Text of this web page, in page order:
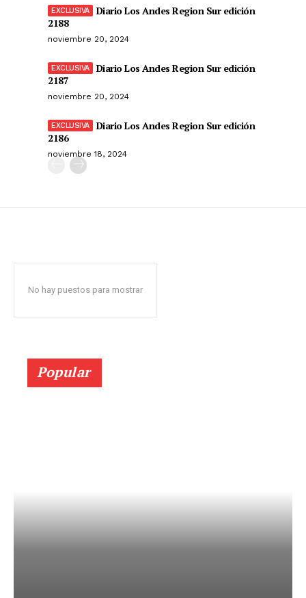
Diario Los Andes Region Sur edición
2188
noviembre 20, 2024
Diario Los Andes Region Sur edición
2187
noviembre 20, 2024
Diario Los Andes Region Sur edición
2186
noviembre 18, 2024
No hay puestos para mostrar
Popular